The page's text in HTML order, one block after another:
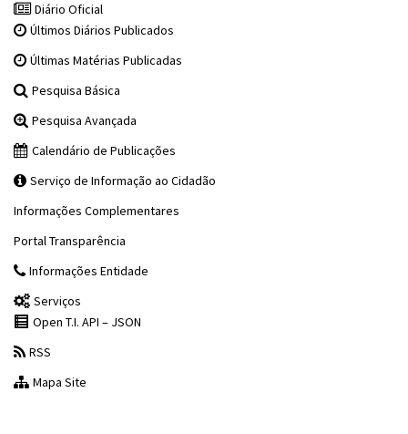
Diário Oficial
Últimos Diários Publicados
Últimas Matérias Publicadas
Pesquisa Básica
Pesquisa Avançada
Calendário de Publicações
Serviço de Informação ao Cidadão
Informações Complementares
Portal Transparência
Informações Entidade
Serviços
Open T.I. API – JSON
RSS
Mapa Site